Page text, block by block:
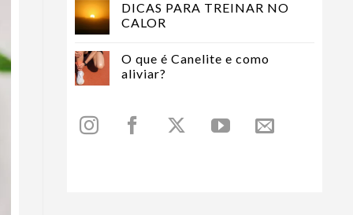
DICAS PARA TREINAR NO
CALOR
O que é Canelite e como
aliviar?